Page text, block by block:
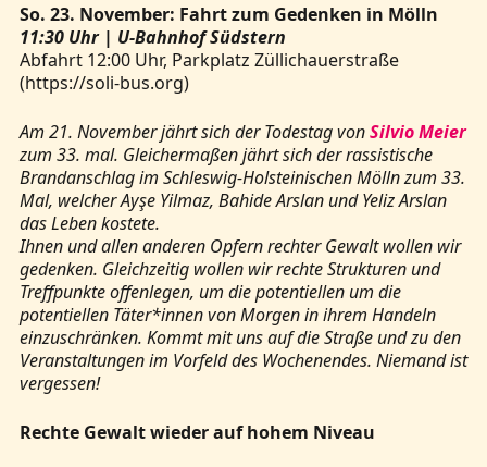
So. 23. November: Fahrt zum Gedenken in Mölln
11:30 Uhr | U-Bahnhof Südstern
Abfahrt 12:00 Uhr, Parkplatz Züllichauerstraße
(https://soli-bus.org)
Am 21. November jährt sich der Todestag vonSilvio Meier
zum 33. mal. Gleichermaßen jährt sich der rassistische
Brandanschlag im Schleswig-Holsteinischen Mölln zum 33.
Mal, welcher Ayşe Yilmaz, Bahide Arslan und Yeliz Arslan
das Leben kostete.
Ihnen und allen anderen Opfern rechter Gewalt wollen wir
gedenken. Gleichzeitig wollen wir rechte Strukturen und
Treffpunkte offenlegen, um die potentiellen um die
potentiellen Täter*innen von Morgen in ihrem Handeln
einzuschränken. Kommt mit uns auf die Straße und zu den
Veranstaltungen im Vorfeld des Wochenendes. Niemand ist
vergessen!
Rechte Gewalt wieder auf hohem Niveau